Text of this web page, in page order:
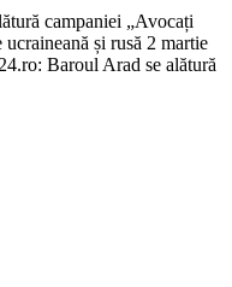
campaniei „Avocați
și rusă 2 martie
Baroul Arad se alătură